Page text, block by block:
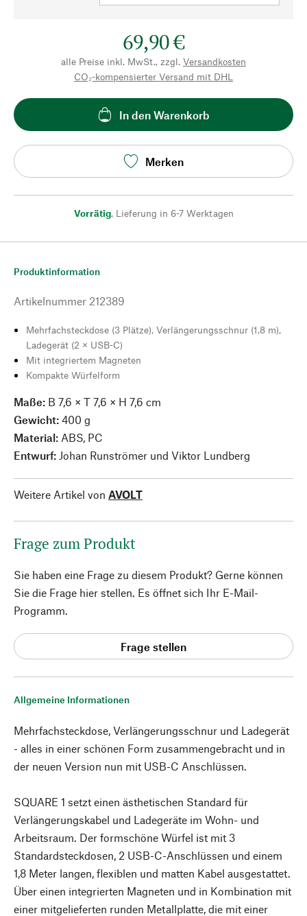
69,90 €
alle Preise inkl. MwSt., zzgl. Versandkosten
CO₂-kompensierter Versand mit DHL
In den Warenkorb
Merken
Vorrätig, Lieferung in 6-7 Werktagen
Allgemeine Informationen
Mehrfachsteckdose, Verlängerungsschnur und Ladegerät
- alles in einer schönen Form zusammengebracht und in
der neuen Version nun mit USB-C Anschlüssen.
SQUARE 1 setzt einen ästhetischen Standard für
Verlängerungskabel und Ladegeräte im Wohn- und
Arbeitsraum. Der formschöne Würfel ist mit 3
Standardsteckdosen, 2 USB-C-Anschlüssen und einem
1,8 Meter langen, flexiblen und matten Kabel ausgestattet.
Über einen integrierten Magneten und in Kombination mit
einer mitgelieferten runden Metallplatte, die mit einer
Produktinformation
Artikelnummer 212389
Mehrfachsteckdose (3 Plätze), Verlängerungsschnur (1,8 m),
Ladegerät (2 × USB-C)
Mit integriertem Magneten
Kompakte Würfelform
Maße: B 7,6 × T 7,6 × H 7,6 cm
Gewicht: 400 g
Material: ABS, PC
Entwurf: Johan Runströmer und Viktor Lundberg
Weitere Artikel von AVOLT
Frage zum Produkt
Sie haben eine Frage zu diesem Produkt? Gerne können
Sie die Frage hier stellen. Es öffnet sich Ihr E-Mail-
Programm.
Frage stellen